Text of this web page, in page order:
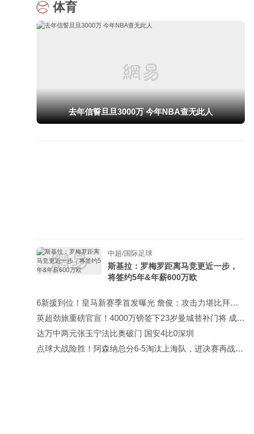
体育
去年信誓旦旦3000万 今年NBA查无此人
中超/国际足球
斯基拉：罗梅罗距离马竞更近一步，
将签约5年&年薪600万欧
6新援到位！皇马新赛季首发曝光 詹俊：攻击力堪比拜仁
巴黎 2软肋
英超劲旅重磅官宣！4000万镑签下23岁曼城替补门将 成队
史标王
达万中两元张玉宁法比奥破门 国安4比0深圳
点球大战险胜！阿森纳总分6-5淘汰上海队，进决赛再战